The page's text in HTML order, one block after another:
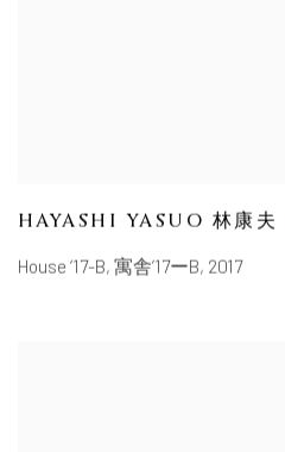
HAYASHI YASUO 林康夫
House ‘17-B, 寓舎’17ーB, 2017